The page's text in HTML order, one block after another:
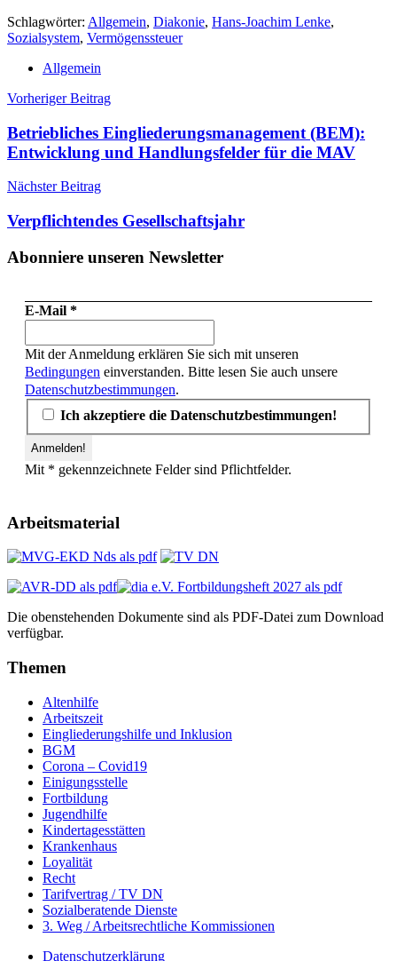
Schlagwörter: Allgemein, Diakonie, Hans-Joachim Lenke,
Sozialsystem, Vermögenssteuer
Allgemein
Beitragsnavigation
Vorheriger Beitrag
Betriebliches Eingliederungsmanagement (BEM):
Entwicklung und Handlungsfelder für die MAV
Nächster Beitrag
Verpflichtendes Gesellschaftsjahr
Abonniere unseren Newsletter
E-Mail *
Mit der Anmeldung erklären Sie sich mit unseren
Bedingungen einverstanden. Bitte lesen Sie auch unsere
Datenschutzbestimmungen.
Ich akzeptiere die Datenschutzbestimmungen!
Mit * gekennzeichnete Felder sind Pflichtfelder.
Arbeitsmaterial
Die obenstehenden Dokumente sind als PDF-Datei zum Download
verfügbar.
Themen
Altenhilfe
Arbeitszeit
Eingliederungshilfe und Inklusion
BGM
Corona – Covid19
Einigungsstelle
Fortbildung
Jugendhilfe
Kindertagesstätten
Krankenhaus
Loyalität
Recht
Tarifvertrag / TV DN
Sozialberatende Dienste
3. Weg / Arbeitsrechtliche Kommissionen
Datenschutzerklärung